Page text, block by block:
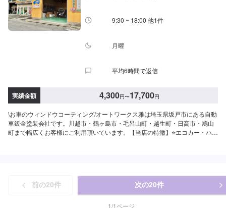
9:30 ~ 18:00 他1件
月曜
平均6時間で返信
実績金額 4,300円〜17,700円
\お車のウィンドウコーティング/オートワークス雅は埼玉県坂戸市にある自動
車鈑金塗装会社です。川越市・鶴ヶ島市・毛呂山町・越生町・日高市・鳩山
町まで幅広くお客様にご利用頂いています。【当店の特徴】⭐️エコカー・ハイ
望の方はお気軽にお問合せください。※燃料代はお客様負担となります。【注
意点】⚠️パーツ持ち込み対応可能です。持ち込みご希望の方はオファーに
て、パーツの詳細や型番、お車の情報を必ずご入力ください。【営業時間・
定休日】⏰営業時間：9時30分〜18時🗓定休日：月曜・祝日
前の20件 次の20件
1/1ページ